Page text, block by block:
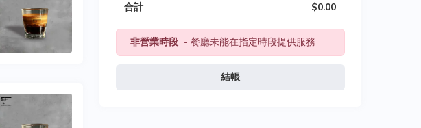
合計 $0.00
非營業時段 - 餐廳未能在指定時段提供服務
結帳